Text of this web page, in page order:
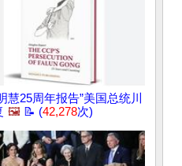
慧25周年报告”美国总统川
🖼️ 📝 (42,278次)